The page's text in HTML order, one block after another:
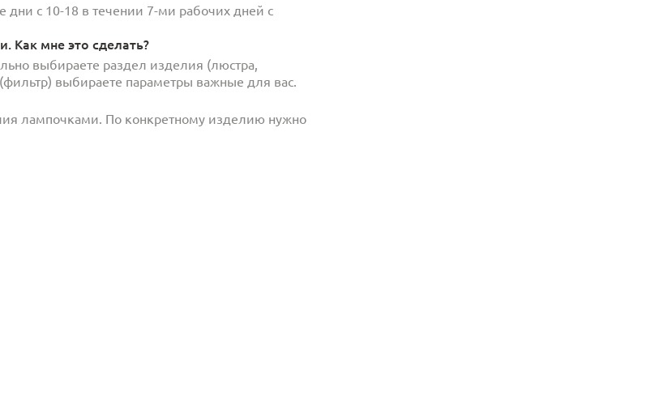
дни с 10-18 в течении 7-ми рабочих дней с
Как мне это сделать?
выбираете раздел изделия (люстра,
выбираете параметры важные для вас.
лампочками. По конкретному изделию нужно